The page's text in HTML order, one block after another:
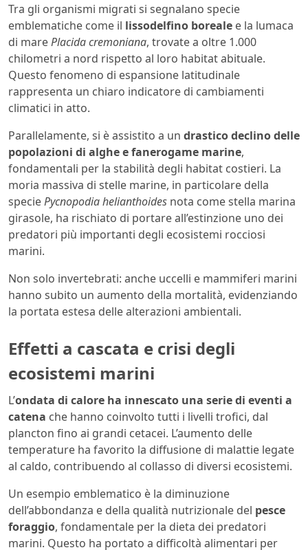
Tra gli organismi migrati si segnalano specie
emblematiche come il lissodelfino boreale e la lumaca
di marePlacida cremoniana, trovate a oltre 1.000
chilometri a nord rispetto al loro habitat abituale.
Questo fenomeno di espansione latitudinale
rappresenta un chiaro indicatore di cambiamenti
climatici in atto.
Parallelamente, si è assistito a un drastico declino delle
popolazioni di alghe e fanerogame marine,
fondamentali per la stabilità degli habitat costieri. La
moria massiva di stelle marine, in particolare della
speciePycnopodia helianthoides nota come stella marina
girasole, ha rischiato di portare all’estinzione uno dei
predatori più importanti degli ecosistemi rocciosi
marini.
Non solo invertebrati: anche uccelli e mammiferi marini
hanno subito un aumento della mortalità, evidenziando
la portata estesa delle alterazioni ambientali.
Effetti a cascata e crisi degli
ecosistemi marini
L’ondata di calore ha innescato una serie di eventi a
catena che hanno coinvolto tutti i livelli trofici, dal
plancton fino ai grandi cetacei. L’aumento delle
temperature ha favorito la diffusione di malattie legate
al caldo, contribuendo al collasso di diversi ecosistemi.
Un esempio emblematico è la diminuzione
dell’abbondanza e della qualità nutrizionale del pesce
foraggio, fondamentale per la dieta dei predatori
marini. Questo ha portato a difficoltà alimentari per